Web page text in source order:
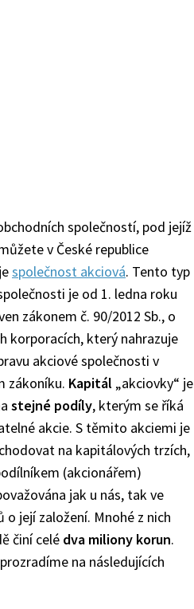
společností, pod jejíž
v České republice
společnost akciová. Tento typ
je od 1. ledna roku
zákonem č. 90/2012 Sb., o
korporacích, který nahrazuje
akciové společnosti v
zákoníku. Kapitál „akciovky“ je
stejné podíly, kterým se říká
akcie. S těmito akciemi je
na kapitálových trzích,
(akcionářem)
jak u nás, tak ve
její založení. Mnohé z nich
činí celé dva miliony korun.
na následujících